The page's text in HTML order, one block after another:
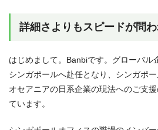
詳細さよりもスピードが問
はじめまして。Banbiです。グローバル
シンガポールへ赴任となり、シンガポ
オセアニアの日系企業の現法へのご支
ています。